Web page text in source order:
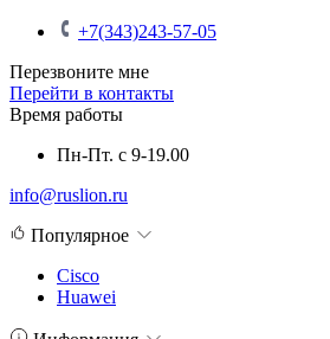
+7(343)243-57-05
Перезвоните мне
Перейти в контакты
Время работы
Пн-Пт. с 9-19.00
info@ruslion.ru
Популярное
Cisco
Huawei